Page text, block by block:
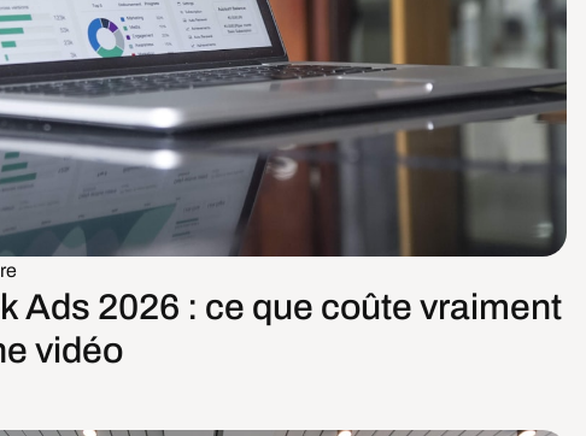
Ads 2026 : ce que coûte vraiment
vidéo